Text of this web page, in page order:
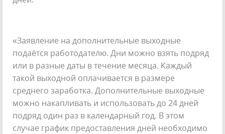
«Заявление на дополнительные выходные
подаётся работодателю. Дни можно взять подряд
или в разные даты в течение месяца. Каждый
такой выходной оплачивается в размере
среднего заработка. Дополнительные выходные
можно накапливать и использовать до 24 дней
подряд один раз в календарный год. В этом
случае график предоставления дней необходимо